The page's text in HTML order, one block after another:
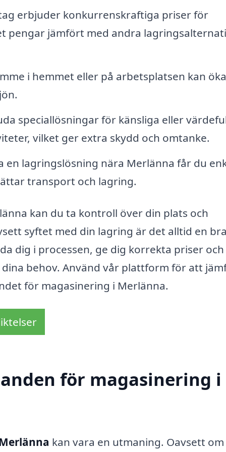
erbjuder konkurrenskraftiga priser för
pengar jämfört med andra
i hemmet eller på arbetsplatsen kan öka
speciallösningar för känsliga eller
vilket ger extra skydd och omtanke.
en lagringslösning nära Merlänna får du
transport och lagring.
kan du ta kontroll över din plats och
syftet med din lagring är det alltid en
dig i processen, ge dig korrekta priser och
behov. Använd vår plattform för att
för magasinering i Merlänna.
för magasinering i
kan vara en utmaning. Oavsett om